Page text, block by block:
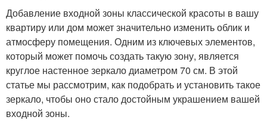
Добавление входной зоны классической красоты в вашу
квартиру или дом может значительно изменить облик и
атмосферу помещения. Одним из ключевых элементов,
который может помочь создать такую зону, является
круглое настенное зеркало диаметром 70 см. В этой
статье мы рассмотрим, как подобрать и установить такое
зеркало, чтобы оно стало достойным украшением вашей
входной зоны.